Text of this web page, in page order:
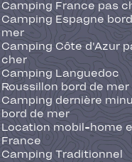
Camping France pas
Camping Espagne
mer
Camping Côte d'Azur
cher
Camping Languedoc
Roussillon bord de mer
Camping dernière
bord de mer
Location mobil-home
France
Camping Traditionnel